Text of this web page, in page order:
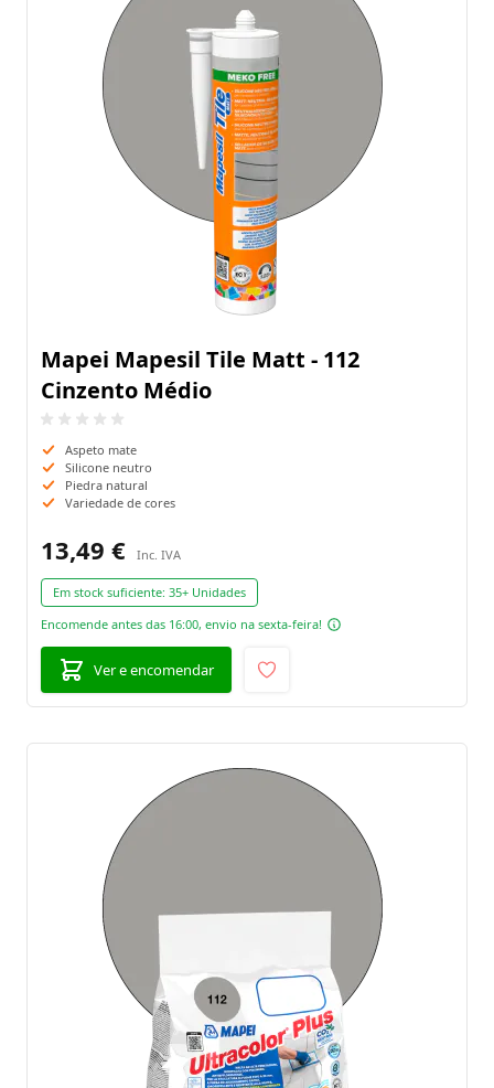
Mapei Mapesil Tile Matt - 112
Cinzento Médio
Aspeto mate
Silicone neutro
Piedra natural
Variedade de cores
13,49 €
Em stock suficiente: 35+ Unidades
Encomende antes das 16:00, envio na sexta-feira!
Ver e encomendar